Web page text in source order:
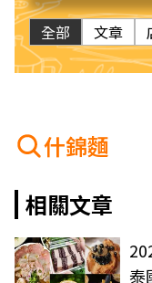
全部 文章
什錦麵
相關文章
泰